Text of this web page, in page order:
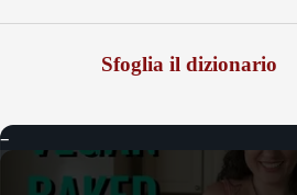
Sfoglia il dizionario